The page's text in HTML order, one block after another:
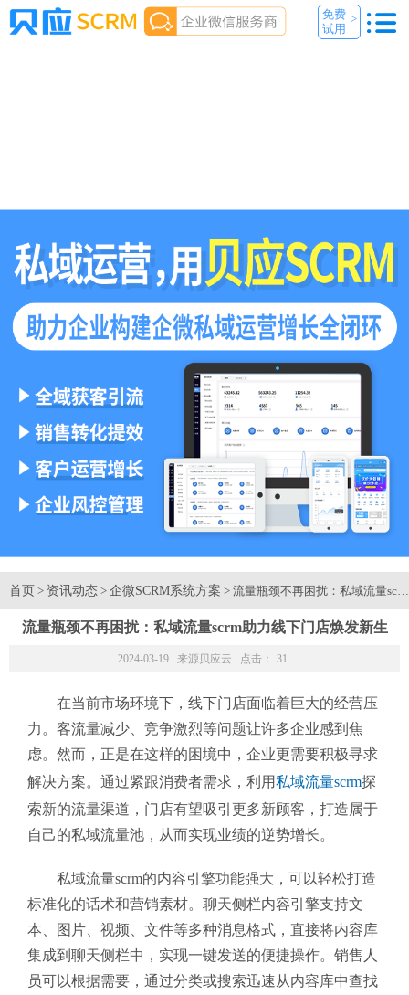
免费
试用
>
首页 > 资讯动态 > 企微SCRM系统方案 > 流量瓶颈不再困扰：私域流量
流量瓶颈不再困扰：私域流量scrm助力线下门店焕发新生
2024-03-19 来源贝应云 点击： 31
在当前市场环境下，线下门店面临着巨大的经营压
力。客流量减少、竞争激烈等问题让许多企业感到焦
虑。然而，正是在这样的困境中，企业更需要积极寻求
解决方案。通过紧跟消费者需求，利用私域流量scrm探
索新的流量渠道，门店有望吸引更多新顾客，打造属于
自己的私域流量池，从而实现业绩的逆势增长。
私域流量scrm的内容引擎功能强大，可以轻松打造
标准化的话术和营销素材。聊天侧栏内容引擎支持文
本、图片、视频、文件等多种消息格式，直接将内容库
集成到聊天侧栏中，实现一键发送的便捷操作。销售人
员可以根据需要，通过分类或搜索迅速从内容库中查找